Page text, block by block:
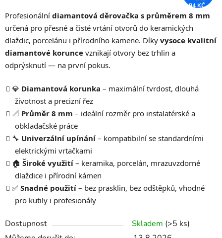
Profesionální diamantová děrovačka s průměrem 8 mm
určená pro přesné a čisté vrtání otvorů do keramických
dlaždic, porcelánu i přírodního kamene. Díky vysoce kvalitní
diamantové korunce vznikají otvory bez trhlin a
odprýsknutí — na první pokus.
💎 Diamantová korunka – maximální tvrdost, dlouhá
životnost a precizní řez
📐 Průměr 8 mm – ideální rozměr pro instalatérské a
obkladačské práce
🔧 Univerzální upínání – kompatibilní se standardními
elektrickými vrtačkami
🏠 Široké využití – keramika, porcelán, mrazuvzdorné
dlaždice i přírodní kámen
✅ Snadné použití – bez prasklin, bez odštěpků, vhodné
pro kutily i profesionály
Dostupnost Skladem (>5 ks)
94 KČ
–75 %